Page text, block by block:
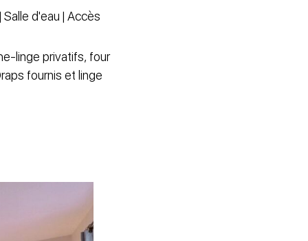
d'eau | Accès
linge privatifs, four
fournis et linge